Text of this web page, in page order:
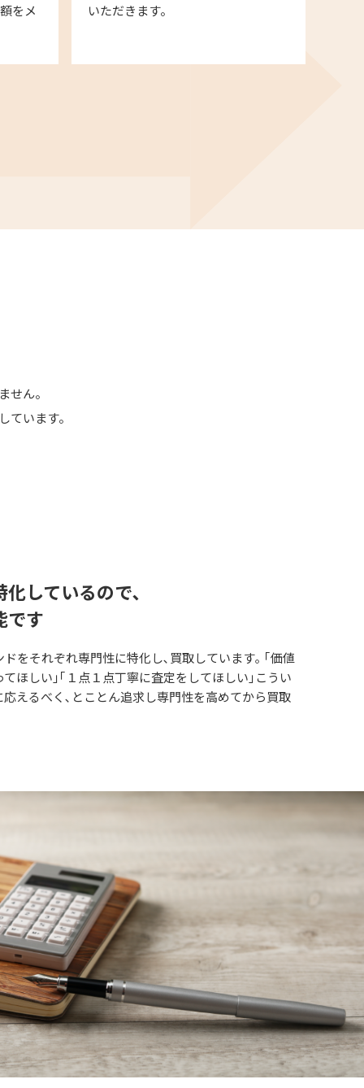
をメ
いただきます。
せん。
います。
しているので､
です
をそれぞれ専門性に特化し､買取しています｡ ｢価値
ほしい｣｢１点１点丁寧に査定をしてほしい｣こうい
えるべく､とことん追求し専門性を高めてから買取